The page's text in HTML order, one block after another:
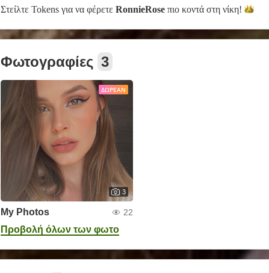
Στείλτε Tokens για να φέρετε RonnieRose πιο κοντά στη νίκη!
Φωτογραφίες 3
ΔΩΡΕΆΝ
3
My Photos 22
Προβολή όλων των φωτο